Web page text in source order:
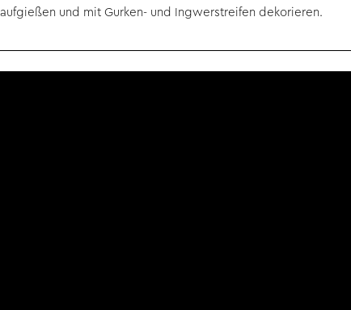
und mit Gurken- und Ingwerstreifen dekorieren.